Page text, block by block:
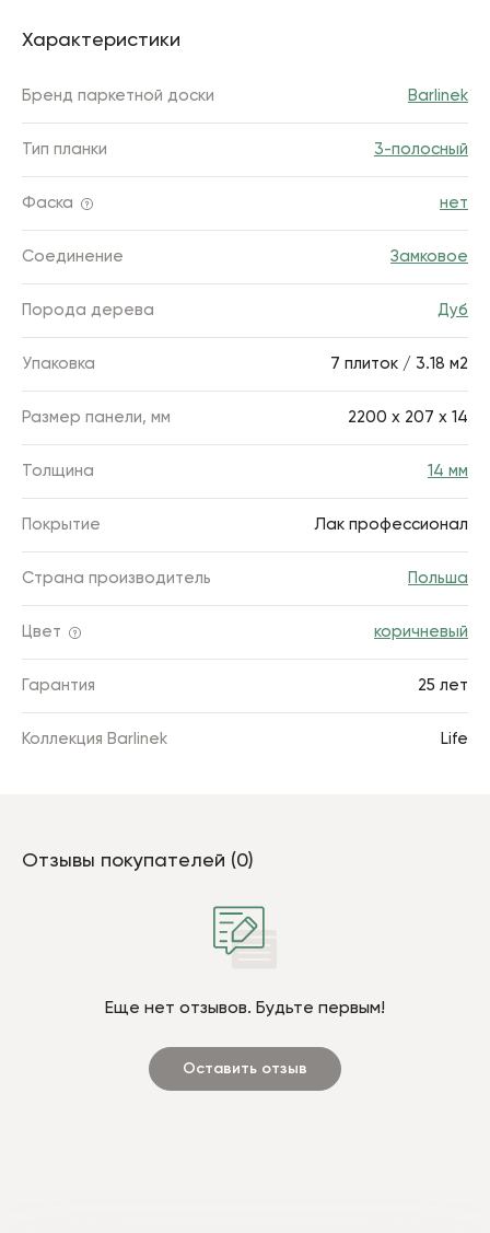
Характеристики
Бренд паркетной доски Barlinek
Тип планки 3-полосный
Фаска нет
Соединение Замковое
Порода дерева Дуб
Упаковка 7 плиток / 3.18 м2
Размер панели, мм 2200 х 207 x 14
Толщина 14 мм
Покрытие Лак профессионал
Страна производитель Польша
Цвет коричневый
Гарантия 25 лет
Коллекция Barlinek Life
Отзывы покупателей (0)
Еще нет отзывов. Будьте первым!
Оставить отзыв